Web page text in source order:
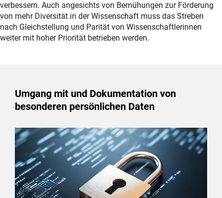
verbessern. Auch angesichts von Bemühungen zur Förderung
von mehr Diversität in der Wissenschaft muss das Streben
nach Gleichstellung und Parität von Wissenschaftlerinnen
weiter mit hoher Priorität betrieben werden.
Umgang mit und Dokumentation von
besonderen persönlichen Daten